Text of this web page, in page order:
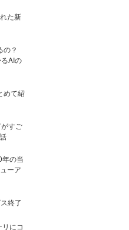
た新
の？
AIの
めて紹
すご
の当
ーア
終了
にコ